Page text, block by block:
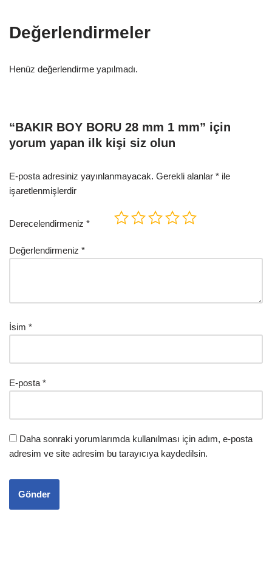
Değerlendirmeler
Henüz değerlendirme yapılmadı.
“BAKIR BOY BORU 28 mm 1 mm” için
yorum yapan ilk kişi siz olun
E-posta adresiniz yayınlanmayacak. Gerekli alanlar * ile
işaretlenmişlerdir
Derecelendirmeniz *
Değerlendirmeniz *
İsim *
E-posta *
Daha sonraki yorumlarımda kullanılması için adım, e-posta
adresim ve site adresim bu tarayıcıya kaydedilsin.